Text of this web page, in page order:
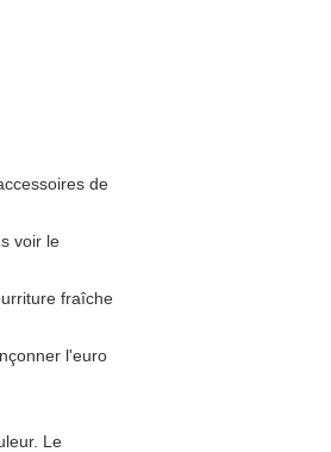
de
voir le
fraîche
l'euro
Le